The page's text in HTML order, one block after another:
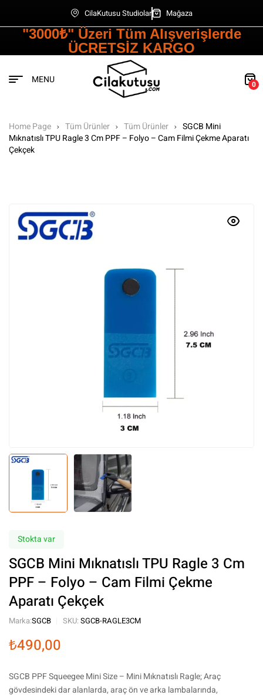
CilaKutusu Studiolar Mağaza
"3000₺" Üzeri Tüm Alışverişlerde
ÜCRETSİZ KARGO
MENU 0
Home Page Tüm Ürünler Tüm Ürünler
SGCB Mini
Mıknatıslı TPU Ragle 3 Cm PPF – Folyo – Cam Filmi Çekme Aparatı
Çekçek
Stokta var
SGCB Mini Mıknatıslı TPU Ragle 3 Cm
PPF – Folyo – Cam Filmi Çekme
Aparatı Çekçek
Marka:SGCB SKU: SGCB-RAGLE3CM
₺490,00
SGCB PPF Squeegee Mini Size – Mini Mıknatıslı Ragle; Araç
gövdesindeki dar alanlarda, araç ön ve arka lambalarında,